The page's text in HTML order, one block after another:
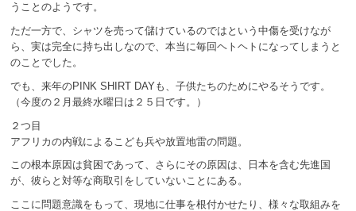
うことのようです。
ただ一方で、シャツを売って儲けているのではという中傷を受けなが
ら、実は完全に持ち出しなので、本当に毎回ヘトヘトになってしまうと
のことでした。
でも、来年のPINK SHIRT DAYも、子供たちのためにやるそうです。
（今度の２月最終水曜日は２５日です。）
２つ目
アフリカの内戦によるこども兵や放置地雷の問題。
この根本原因は貧困であって、さらにその原因は、日本を含む先進国
が、彼らと対等な商取引をしていないことにある。
ここに問題意識をもって、現地に仕事を根付かせたり、様々な取組みを